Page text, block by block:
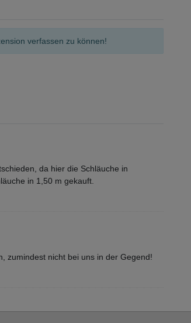
verfassen zu können!
da hier die Schläuche in
in 1,50 m gekauft.
zumindest nicht bei uns in der Gegend!